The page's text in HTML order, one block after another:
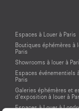
Espaces à Louer à Paris
Boutiques éphémères à
Paris
Showrooms à louer à
Espaces événementiels
Paris
Galeries éphémères et
d’exposition à louer à
Espaces à Louer à